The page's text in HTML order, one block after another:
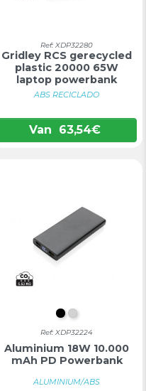
Ref: XDP32280
Gridley RCS gerecycled
plastic 20000 65W
laptop powerbank
ABS RECICLADO
Van 63,54€
ZWART
ZILVER
Ref: XDP32224
Aluminium 18W 10.000
mAh PD Powerbank
ALUMINIUM/ABS